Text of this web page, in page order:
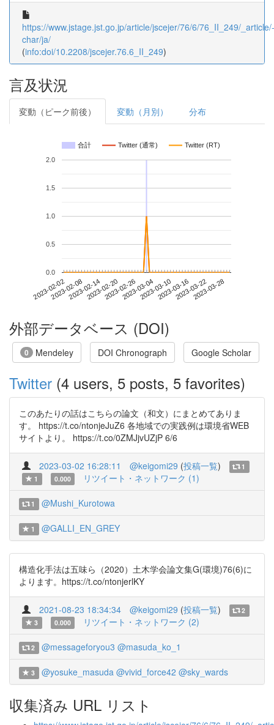
https://www.jstage.jst.go.jp/article/jscejer/76/6/76_II_249/_article/-
char/ja/
(info:doi/10.2208/jscejer.76.6_II_249)
言及状況
変動（ピーク前後） 変動（月別） 分布
合計 Twitter (通常) Twitter (RT)
2023-02-022023-02-082023-02-142023-02-202023-02-262023-03-042023-03-102023-03-162023-03-222023-03-28
0.0
0.5
1.0
1.5
2.0
外部データベース (DOI)
0 Mendeley DOI Chronograph Google Scholar
Twitter (4 users, 5 posts, 5 favorites)
このあたりの話はこちらの論文（和文）にまとめてありま
す。 https://t.co/ntonjeJuZ6 各地域での実践例は環境省WEB
サイトより。 https://t.co/0ZMJjvUZjP 6/6
2023-03-02 16:28:11 @keigomi29 (投稿一覧)
1
1
0.000 リツイート・ネットワーク (1)
1 @Mushi_Kurotowa
1 @GALLI_EN_GREY
構造化手法は五味ら（2020）土木学会論文集G(環境)76(6)に
よります。https://t.co/ntonjerlKY
2021-08-23 18:34:34 @keigomi29 (投稿一覧)
2
3
0.000 リツイート・ネットワーク (2)
2 @messageforyou3 @masuda_ko_1
3 @yosuke_masuda @vivid_force42 @sky_wards
収集済み URL リスト